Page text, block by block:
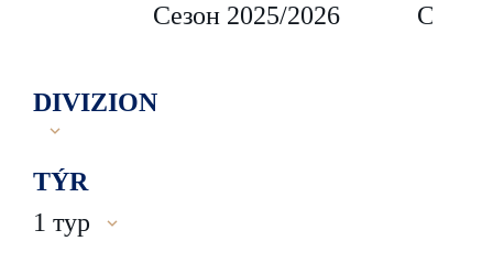
Сезон 2025/2026 Сезон
DIVIZION
TÝR
1 тур